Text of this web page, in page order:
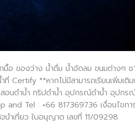
มื้อ ของว่าง น้ำดื่ม น้ำอัดลม ขนมต่างๆ ช
Certify **หากไม่มีสามารถเรียนเพิ่มเติ
อนดำน้ำ ทริปดำน้ำ อุปกรณ์ดำน้ำ อุปกร
Tel : +66 817369736 เงื่อนไขกา
เที่ยว ใบอนุญาต เลขที่ 11/09298